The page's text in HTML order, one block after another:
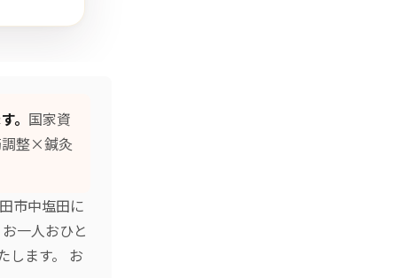
。 国家資
整×鍼灸
市中塩田に
一人おひと
します。 お